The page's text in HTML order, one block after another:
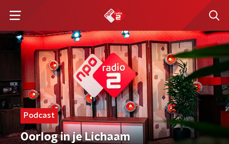
Podcast
Oorlog in je Lichaam